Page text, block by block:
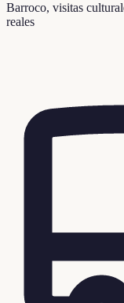
Barroco, visitas
reales